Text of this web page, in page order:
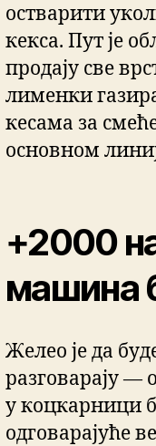
остварити
кекса. Пут је
продају све
лименки
кесама за
основном
+2000
машина
Желео је да
разговарају
у коцкарници
одговарајуће